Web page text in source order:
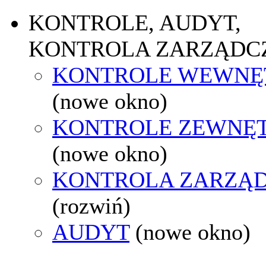
KONTROLE, AUDYT,
KONTROLA
KONTROLE
(nowe okno)
KONTROLE
(nowe okno)
KONTROLA
(rozwiń)
AUDYT (nowe okno)